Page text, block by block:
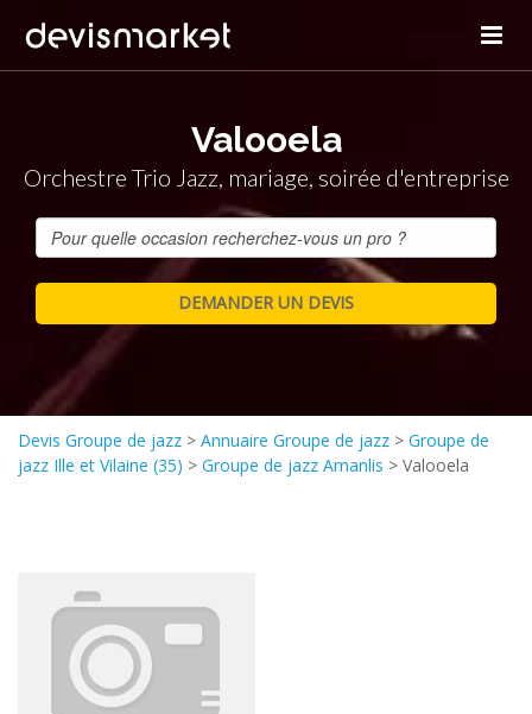
Valooela
Orchestre Trio Jazz, mariage, soirée d'entreprise
Devis Groupe de jazz > Annuaire Groupe de jazz > Groupe de
jazz Ille et Vilaine (35) > Groupe de jazz Amanlis > Valooela